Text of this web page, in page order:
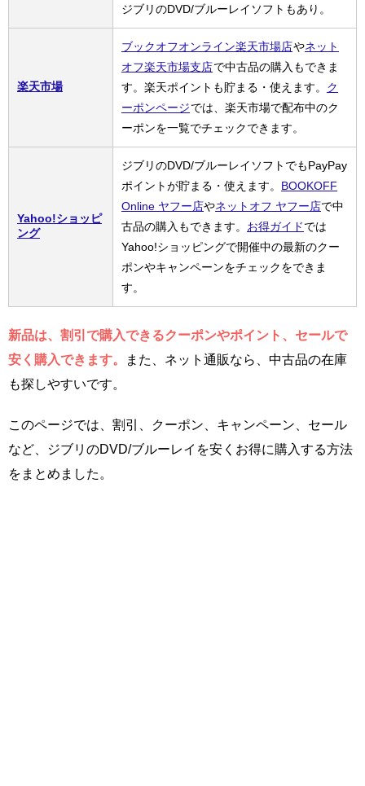
ジブリのDVD/ブルーレイソフトもあり。
楽天市場
ブックオフオンライン楽天市場店やネット
オフ楽天市場支店で中古品の購入もできま
す。楽天ポイントも貯まる・使えます。 ク
ーポンページでは、楽天市場で配布中のク
ーポンを一覧でチェックできます。
Yahoo!ショッピ
ング
ジブリのDVD/ブルーレイソフトでもPayPay
ポイントが貯まる・使えます。 BOOKOFF
Online ヤフー店やネットオフ ヤフー店で中
古品の購入もできます。 お得ガイドでは
Yahoo!ショッピングで開催中の最新のクー
ポンやキャンペーンをチェックをできま
す。
新品は、割引で購入できるクーポンやポイント、セールで
安く購入できます。
また、ネット通販なら、中古品の在庫
も探しやすいです。
このページでは、割引、クーポン、キャンペーン、セール
など、ジブリのDVD/ブルーレイを安くお得に購入する方法
をまとめました。